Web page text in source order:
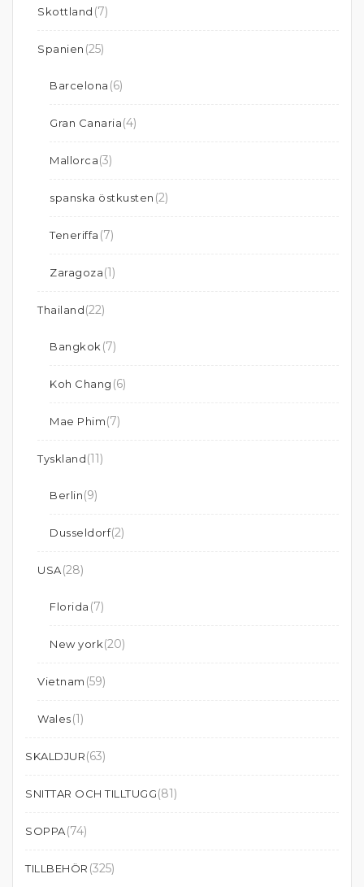
Skottland (7)
Spanien (25)
Barcelona (6)
Gran Canaria(4)
Mallorca(3)
spanska östkusten (2)
Teneriffa (7)
Zaragoza(1)
Thailand(22)
Bangkok (7)
Koh Chang (6)
Mae Phim(7)
Tyskland(11)
Berlin(9)
Dusseldorf(2)
USA(28)
Florida (7)
New york(20)
Vietnam (59)
Wales(1)
SKALDJUR(63)
SNITTAR OCH TILLTUGG(81)
SOPPA(74)
TILLBEHÖR (325)